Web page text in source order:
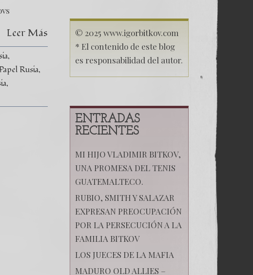
mi
hija
Anastasia
Montañas
Leer Más
Rusia
© 2025 www.igorbitkov.com
* El contenido de este blog
es responsabilidad del autor.
ENTRADAS
RECIENTES
MI HIJO VLADIMIR BITKOV,
UNA PROMESA DEL TENIS
GUATEMALTECO.
RUBIO, SMITH Y SALAZAR
EXPRESAN PREOCUPACIÓN
POR LA PERSECUCIÓN A LA
FAMILIA BITKOV
LOS JUECES DE LA MAFIA
MADURO OLD ALLIES –